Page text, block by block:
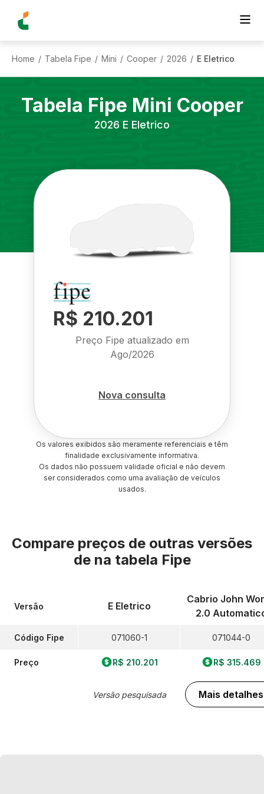
Home / Tabela Fipe / Mini / Cooper / 2026 / E Eletrico
Tabela Fipe Mini Cooper
2026 E Eletrico
R$ 210.201
Preço Fipe atualizado em
Ago/2026
Nova consulta
Os valores exibidos são meramente referenciais e têm
finalidade exclusivamente informativa.
Os dados não possuem validade oficial e não devem
ser considerados como uma avaliação de veículos
usados.
Compare preços de outras versões
de na tabela Fipe
Versão
Código Fipe
Preço
E Eletrico
071060-1
R$ 210.201
Versão pesquisada
Cabrio John
2.0
071044-0
R$ 315.469
Mais detalhes